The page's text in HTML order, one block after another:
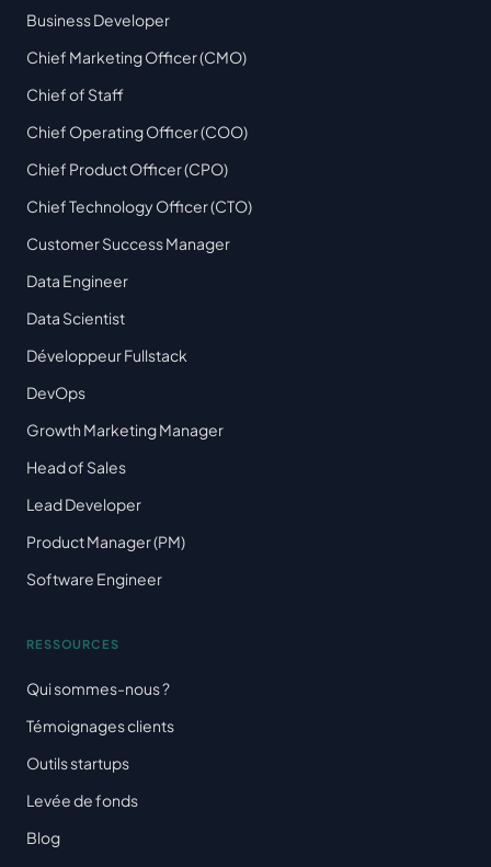
Business Developer
Chief Marketing Officer (CMO)
Chief of Staff
Chief Operating Officer (COO)
Chief Product Officer (CPO)
Chief Technology Officer (CTO)
Customer Success Manager
Data Engineer
Data Scientist
Développeur Fullstack
DevOps
Growth Marketing Manager
Head of Sales
Lead Developer
Product Manager (PM)
Software Engineer
RESSOURCES
Qui sommes-nous ?
Témoignages clients
Outils startups
Levée de fonds
Blog